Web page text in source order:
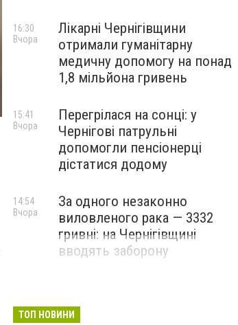
Лікарні Чернігівщини
отримали гуманітарну
медичну допомогу на понад
1,8 мільйона гривень
16:30
Вчора
Перегрілася на сонці: у
Чернігові патрульні
допомогли пенсіонерці
дістатися додому
15:41
Вчора
За одного незаконно
виловленого рака — 3332
гривні: на Чернігівщині
вводять заборону
14:54
Вчора
ТОП НОВИНИ